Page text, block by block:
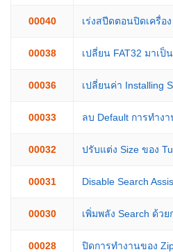
00040 เร่งสปีดตอนปิดเครื่อ
00038 เปลี่ยน FAT32 มาเป็
00036 เปลี่ยนค่า Installing
00033 ลบ Default การทำง
00032 ปรับแต่ง Size ของ
00031 Disable Search
00030 เพิ่มพลัง Search ด้ว
00028 ปิดการทำงานของ